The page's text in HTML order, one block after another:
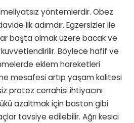
yöntemlerdir. Obez
ilk adımdır. Egzersizler ile
başta olmak üzere bacak ve
Böylece hafif ve
eklem hareketleri
mesafesi artıp yaşam kalitesi
protez cerrahisi ihtiyacını
azaltmak için baston gibi
tavsiye edilebilir. Ağrı kesici